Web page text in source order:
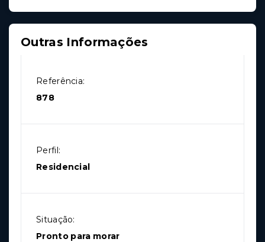
Outras Informações
Referência:
878
Perfil:
Residencial
Situação:
Pronto para morar